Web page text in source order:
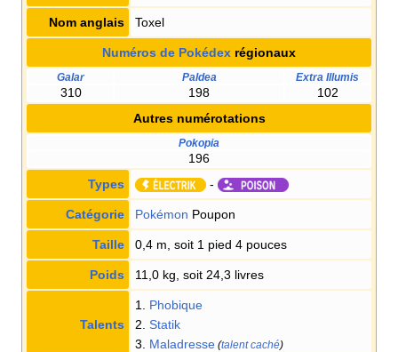
Nom anglais Toxel
Numéros de Pokédex régionaux
Galar Paldea Extra Illumis
310 198
102
Autres numérotations
Pokopia
196
Types
-
Catégorie Pokémon Poupon
Taille 0,4 m, soit 1 pied 4 pouces
Poids 11,0 kg, soit 24,3 livres
Talents
1. Phobique
2. Statik
3. Maladresse (talent caché)